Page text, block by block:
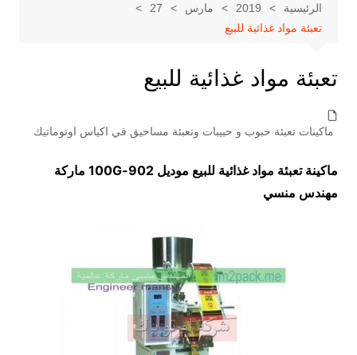
الرئيسية 2019 مارس
27
تعبئة مواد غذائية للبيع
تعبئة مواد غذائية للبيع
ماكينات تعبئة حبوب و حبيبات وتعبئة مساحيق في اكياس اوتوماتيك
ماكينة تعبئة مواد غذائية للبيع موديل 902-100G
ماركة
مهندس منسي